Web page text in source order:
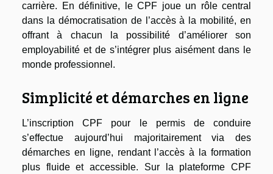
carrière. En définitive, le CPF joue un rôle central
dans la démocratisation de l’accès à la mobilité, en
offrant à chacun la possibilité d’améliorer son
employabilité et de s’intégrer plus aisément dans le
monde professionnel.
Simplicité et démarches en ligne
L’inscription CPF pour le permis de conduire
s’effectue aujourd’hui majoritairement via des
démarches en ligne, rendant l’accès à la formation
plus fluide et accessible. Sur la plateforme CPF